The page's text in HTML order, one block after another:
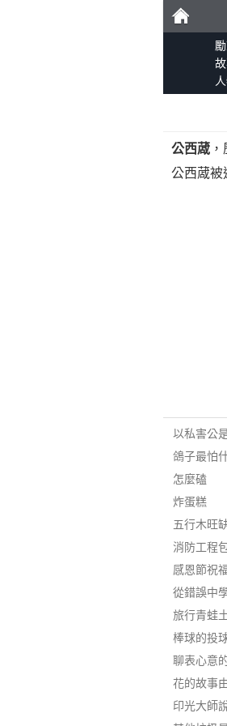
勵
公西蒧，
公西蒧被
以私害公
鴿子最怕
怎麼磕
炸蛋糕
五行木旺
消防工程
感恩節祝
從錯誤中
旅行青蛙
棒球的投
聊表心意
花的故事
印光大師